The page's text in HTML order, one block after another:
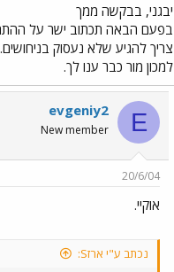
יבגני, בבקשה ממך
בפעם הבאה תכתוב ישר על
צריך להגיע שלא נעסוק
למכון מור כבר ענו לך.
E
evgeniy2
New member
20/6/04
אוקיי.
נכתב ע"י ארזS: